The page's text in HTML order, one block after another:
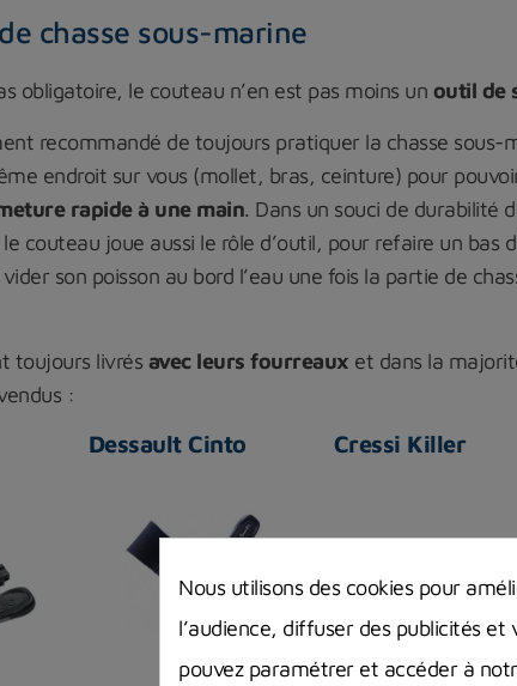
chasse sous-marine
obligatoire, le couteau n’en est pas moins un outil de
recommandé de toujours pratiquer la chasse sous-
endroit sur vous (mollet, bras, ceinture) pour
rapide à une main. Dans un souci de durabilité
couteau joue aussi le rôle d’outil, pour refaire un
son poisson au bord l’eau une fois la partie de
toujours livrés avec leurs fourreaux et dans la
:
Dessault Cinto Cressi Killer
Nous utilisons des cookies pour
l’audience, diffuser des publicités et
pouvez paramétrer et accéder à